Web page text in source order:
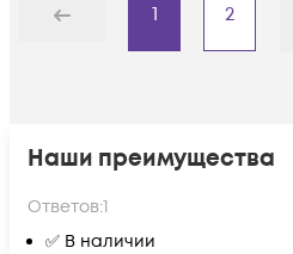
Назад
1 2
Наши преимущества
Ответов:1
✅ В наличии